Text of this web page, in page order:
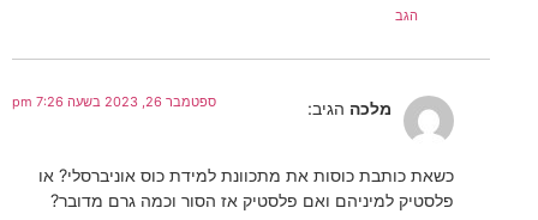
הגב
מלכה הגיב: ספטמבר 26, 2023 בשעה 7:26 pm
כשאת כותבת כוסות את מתכוונת למידת כוס אוניברסלי? או
פלסטיק למיניהם ואם פלסטיק אז הסור וכמה גרם מדובר?